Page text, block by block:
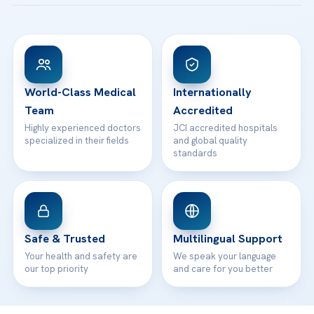
View All Hospitals
Patient Rights
Contact
WhatsApp Support
World-Class Medical
Team
Highly experienced doctors
specialized in their fields
Internationally
Accredited
JCI accredited hospitals
and global quality
standards
Safe & Trusted
Your health and safety are
our top priority
Multilingual Support
We speak your language
and care for you better